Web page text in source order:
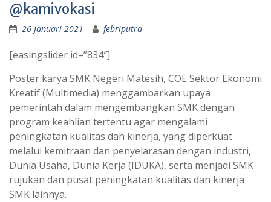
@kamivokasi
26 Januari 2021 febriputra
[easingslider id=”834″]
Poster karya SMK Negeri Matesih, COE Sektor Ekonomi
Kreatif (Multimedia) menggambarkan upaya
pemerintah dalam mengembangkan SMK dengan
program keahlian tertentu agar mengalami
peningkatan kualitas dan kinerja, yang diperkuat
melalui kemitraan dan penyelarasan dengan industri,
Dunia Usaha, Dunia Kerja (IDUKA), serta menjadi SMK
rujukan dan pusat peningkatan kualitas dan kinerja
SMK lainnya.